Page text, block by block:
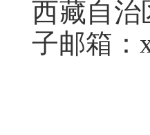
西藏自治
子邮箱：